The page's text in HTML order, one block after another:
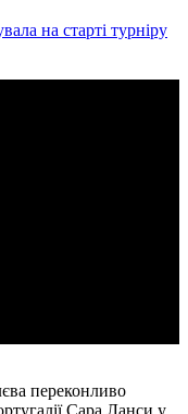
на старті турніру
переконливо